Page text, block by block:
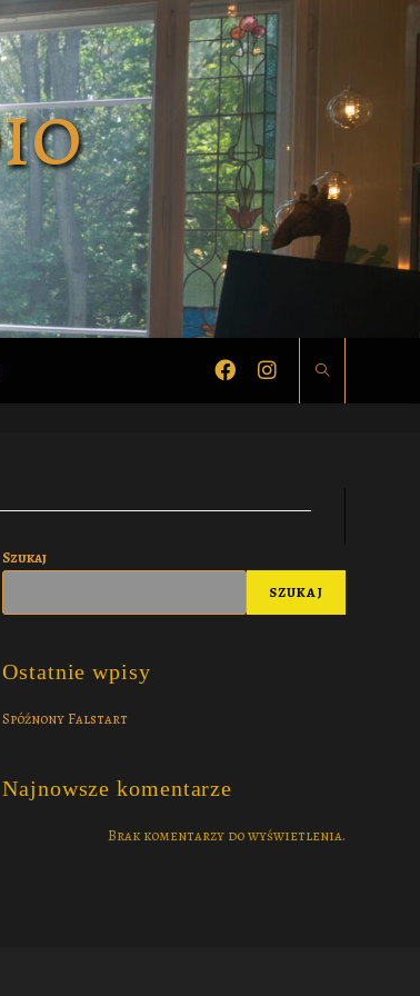
Szukaj
SZUKAJ
Ostatnie wpisy
Spóźnony Falstart
Najnowsze komentarze
Brak komentarzy do wyświetlenia.